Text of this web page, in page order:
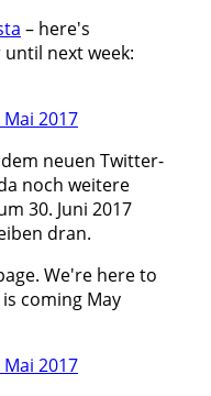
– here's
next week:
Mai 2017
neuen Twitter-
noch weitere
30. Juni 2017
dran.
We're here to
coming May
Mai 2017